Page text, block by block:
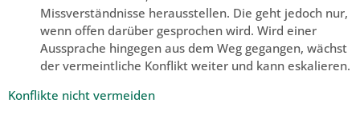
Missverständnisse herausstellen. Die geht jedoch nur,
wenn offen darüber gesprochen wird. Wird einer
Aussprache hingegen aus dem Weg gegangen, wächst
der vermeintliche Konflikt weiter und kann eskalieren.
Konflikte nicht vermeiden